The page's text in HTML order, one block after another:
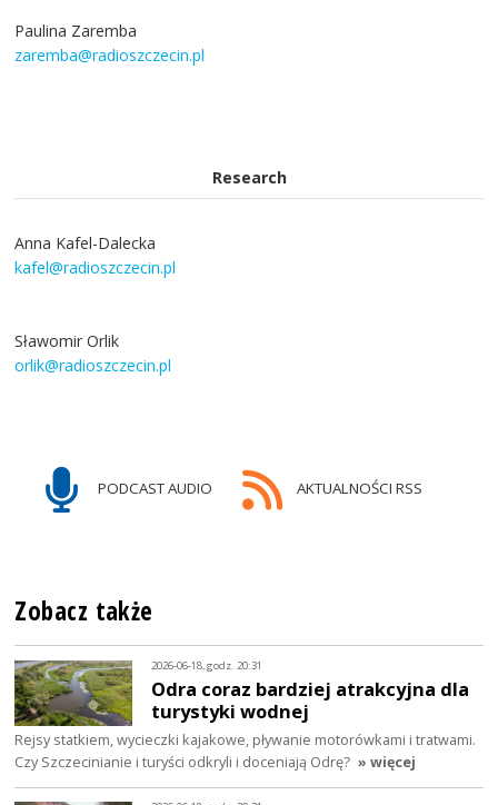
Paulina Zaremba
zaremba@radioszczecin.pl
Research
Anna Kafel-Dalecka
kafel@radioszczecin.pl
Sławomir Orlik
orlik@radioszczecin.pl
PODCAST AUDIO AKTUALNOŚCI RSS
Zobacz także
2026-06-18, godz. 20:31
Odra coraz bardziej atrakcyjna dla
turystyki wodnej
Rejsy statkiem, wycieczki kajakowe, pływanie motorówkami i tratwami.
Czy Szczecinianie i turyści odkryli i doceniają Odrę? » więcej